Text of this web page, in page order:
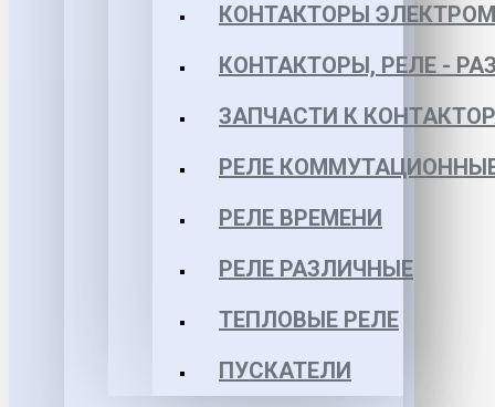
КОНТАКТОРЫ
КОНТАКТОРЫ, РЕЛЕ -
ЗАПЧАСТИ К
РЕЛЕ
РЕЛЕ ВРЕМЕНИ
РЕЛЕ РАЗЛИЧНЫЕ
ТЕПЛОВЫЕ РЕЛЕ
ПУСКАТЕЛИ